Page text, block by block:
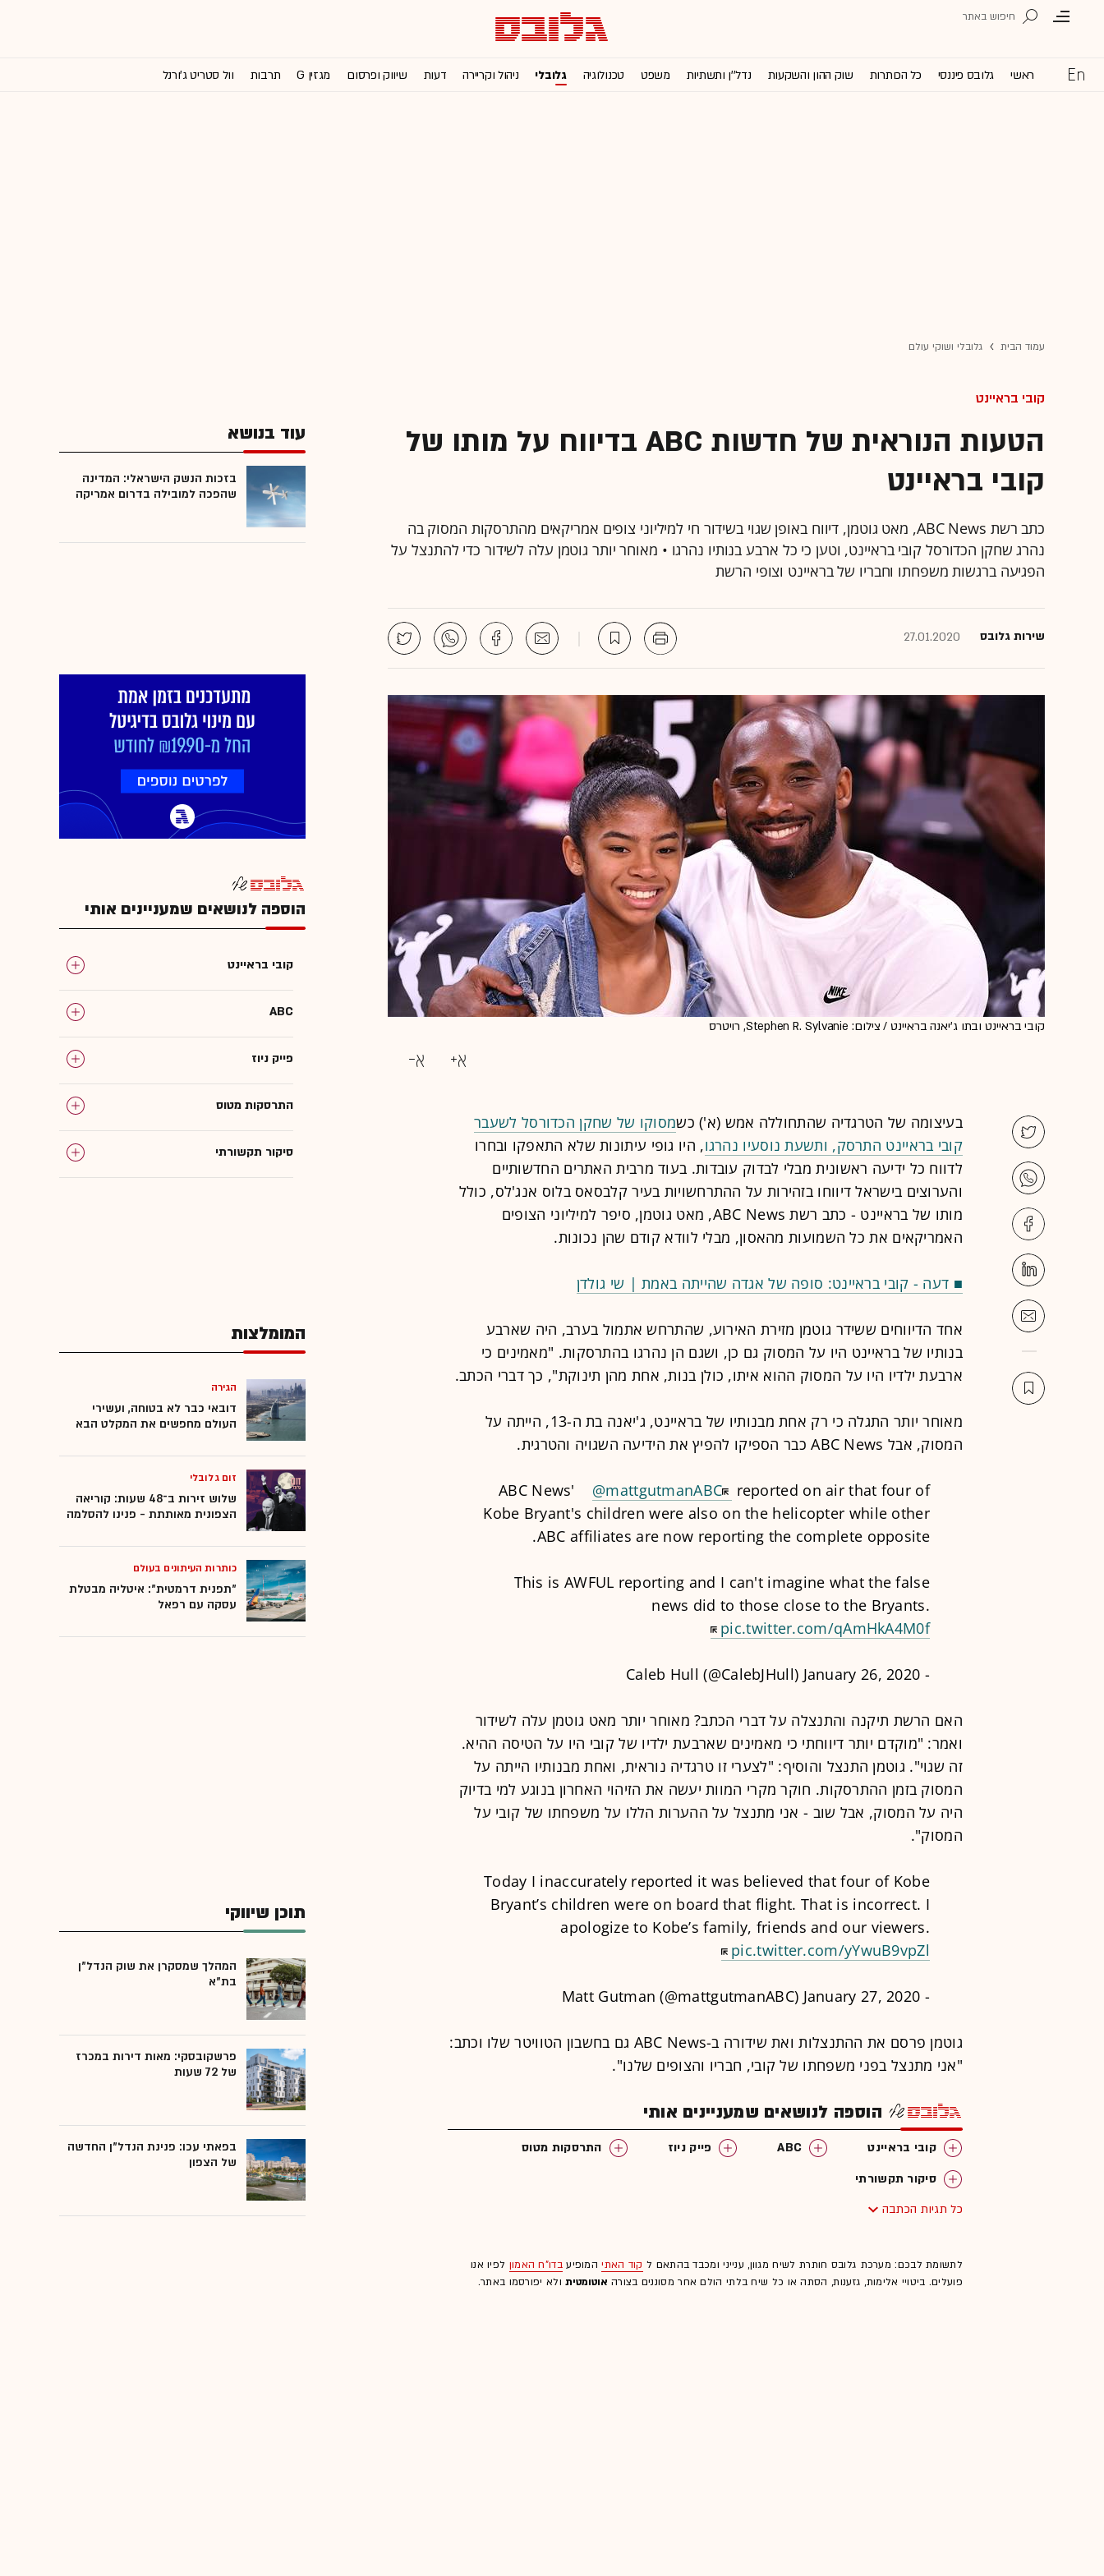
ראשי גלובס פיננסי כל הכותרות שוק ההון והשקעות נדל''ן ותשתיות משפט טכנולוגיה גלובלי ניהול וקריירה דעות שיווק ופרסום מגזין G תרבות וול סטריט ג'ורנל
עמוד הבית גלובלי ושוקי עולם
קובי בראיינט
הטעות הנוראית של חדשות ABC בדיווח על מותו של
קובי בראיינט
כתב רשת ABC News, מאט גוטמן, דיווח באופן שגוי בשידור חי למיליוני צופים אמריקאים מהתרסקות המסוק בה
נהרג שחקן הכדורסל קובי בראיינט, וטען כי כל ארבע בנותיו נהרגו • מאוחר יותר גוטמן עלה לשידור כדי להתנצל על
הפגיעה ברגשות משפחתו וחבריו של בראיינט וצופי הרשת
שירות גלובס 27.01.2020
קובי בראיינט ובתו ג'יאנה בראיינט / צילום: Stephen R. Sylvanie, רויטרס
בעיצומה של הטרגדיה שהתחוללה אמש (א') כשמסוקו של שחקן הכדורסל לשעבר
קובי בראיינט התרסק, ותשעת נוסעיו נהרגו, היו גופי עיתונות שלא התאפקו ובחרו
לדווח כל ידיעה ראשונית מבלי לבדוק עובדות. בעוד מרבית האתרים החדשותיים
והערוצים בישראל דיווחו בזהירות על ההתרחשויות בעיר קלבסאס בלוס אנג'לס, כולל
מותו של בראיינט - כתב רשת ABC News, מאט גוטמן, סיפר למיליוני הצופים
האמריקאים את כל השמועות מהאסון, מבלי לוודא קודם שהן נכונות.
■ דעה - קובי בראיינט: סופה של אגדה שהייתה באמת | שי גולדן
אחד הדיווחים ששידר גוטמן מזירת האירוע, שהתרחש אתמול בערב, היה שארבע
בנותיו של בראיינט היו על המסוק גם כן, ושגם הן נהרגו בהתרסקות. "מאמינים כי
ארבעת ילדיו היו על המסוק ההוא איתו, כולן בנות, אחת מהן תינוקת", כך דברי הכתב.
מאוחר יותר התגלה כי רק אחת מבנותיו של בראיינט, ג'יאנה בת ה-13, הייתה על
המסוק, אבל ABC News כבר הספיקו להפיץ את הידיעה השגויה והטרגית.
ABC News' @mattgutmanABC
reported on air that four of
Kobe Bryant's children were also on the helicopter while other
ABC affiliates are now reporting the complete opposite.
This is AWFUL reporting and I can't imagine what the false
news did to those close to the Bryants.
pic.twitter.com/qAmHkA4M0f
- Caleb Hull (@CalebJHull)
January 26, 2020
האם הרשת תיקנה והתנצלה על דברי הכתב? מאוחר יותר מאט גוטמן עלה לשידור
ואמר: "מוקדם יותר דיווחתי כי מאמינים שארבעת ילדיו של קובי היו על הטיסה ההיא.
זה שגוי". גוטמן התנצל והוסיף: "לצערי זו טרגדיה נוראית, ואחת מבנותיו הייתה על
המסוק בזמן ההתרסקות. חוקר מקרי המוות יעשה את הזיהוי האחרון בנוגע למי בדיוק
היה על המסוק, אבל שוב - אני מתנצל על ההערות הללו על משפחתו של קובי על
המסוק".
Today I inaccurately reported it was believed that four of Kobe
Bryant’s children were on board that flight. That is incorrect. I
apologize to Kobe’s family, friends and our viewers.
pic.twitter.com/yYwuB9vpZl
- Matt Gutman (@mattgutmanABC)
January 27, 2020
גוטמן פרסם את ההתנצלות ואת שידורה ב-ABC News גם בחשבון הטוויטר שלו וכתב:
"אני מתנצל בפני משפחתו של קובי, חבריו והצופים שלנו".
הוספה לנושאים שמעניינים אותי
קובי בראיינט ABC פייק ניוז
התרסקות מטוס
סיקור תקשורתי
כל תגיות הכתבה
לתשומת לבכם: מערכת גלובס חותרת לשיח מגוון, ענייני ומכבד בהתאם ל קוד האתיהמופיעבדו"ח האמון לפיו אנו
פועלים. ביטויי אלימות, גזענות, הסתה או כל שיח בלתי הולם אחר מסוננים בצורה אוטומטיתולא יפורסמו באתר.
עוד בנושא
בזכות הנשק הישראלי: המדינה
שהפכה למובילה בדרום אמריקה
הוספה לנושאים שמעניינים אותי
קובי בראיינט
ABC
פייק ניוז
התרסקות מטוס
סיקור תקשורתי
המומלצות
הגירה
דובאי כבר לא בטוחה, ועשירי
העולם מחפשים את המקלט הבא
זום גלובלי
שלוש זירות ב־48 שעות: קוריאה
הצפונית מאותתת - פנינו להסלמה
כותרות העיתונים בעולם
"תפנית דרמטית": איטליה מבטלת
עסקה עם רפאל
תוכן שיווקי
המהלך שמסקרן את שוק הנדל"ן
בת"א
פרשקובסקי: מאות דירות במכרז
של 72 שעות
בפאתי עכו: פנינת הנדל"ן החדשה
של הצפון